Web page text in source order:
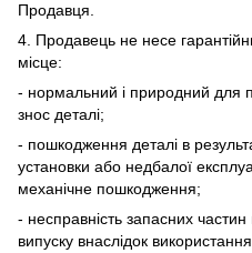
Продавця.
4. Продавець не несе
місце:
- нормальний і природний для
знос деталі;
- пошкодження деталі в
установки або недбалої
механічне пошкодження;
- несправність запасних
випуску внаслідок